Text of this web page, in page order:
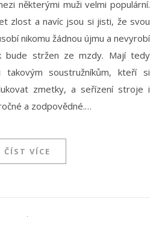
zlost a navíc jsou si jisti, že svou
nikomu žádnou újmu a nevyrobí
bude stržen ze mzdy. Mají tedy
takovým soustružníkům, kteří si
zmetky, a seřízení stroje i
a zodpovědné.…
ČÍST VÍCE